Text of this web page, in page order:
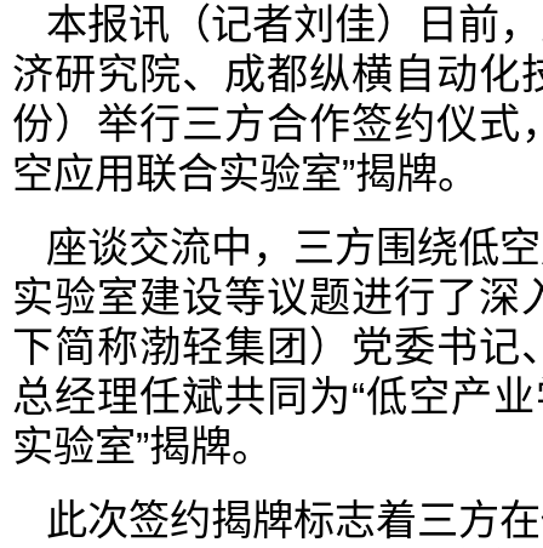
本报讯（记者刘佳）日前
济研究院、成都纵横自动化
份）举行三方合作签约仪式
空应用联合实验室”揭牌。
座谈交流中，三方围绕低
实验室建设等议题进行了
下简称渤轻集团）党委书记
总经理任斌共同为“低空产
实验室”揭牌。
此次签约揭牌标志着三方